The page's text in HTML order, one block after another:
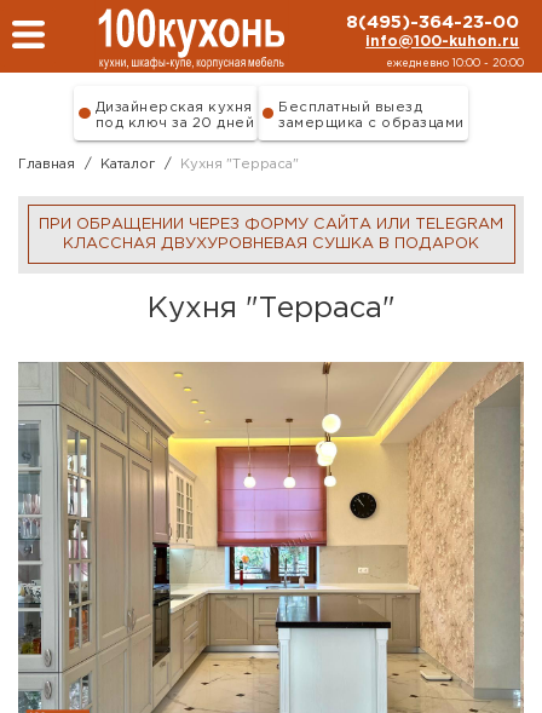
Перейти к основному содержанию
8(495)-364-23-00
info@100-kuhon.ru
ежедневно 10:00 - 20:00
Дизайнерская кухня
под ключ за 20 дней
Бесплатный выезд
замерщика с образцами
Главная / Каталог / Кухня "Терраса"
ПРИ ОБРАЩЕНИИ ЧЕРЕЗ ФОРМУ САЙТА ИЛИ TELEGRAM
КЛАССНАЯ ДВУХУРОВНЕВАЯ СУШКА В ПОДАРОК
Кухня "Терраса"